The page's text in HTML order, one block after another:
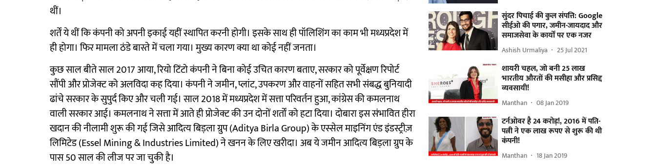
थीं।
शर्तें ये थीं कि कंपनी को अपनी इकाई यहीं स्थापित करनी होगी। इसके साथ ही पॉलिशिंग का काम भी मध्यप्रदेश में
ही होगा। फिर मामला ठंडे बास्ते में चला गया। मुख्य कारण क्या था कोई नहीं जनता।
कुछ साल बीते साल 2017 आया, रियो टिंटो कंपनी ने बिना कोई उचित कारण बताए, सरकार को पूर्वेक्षण रिपोर्ट
सौंपी और प्रोजेक्ट को अलविदा कह दिया। कंपनी ने जमीन, प्लांट, उपकरण और वाहनों सहित सभी संबद्ध बुनियादी
ढांचे सरकार के सुपुर्द किए और चली गई। साल 2018 में मध्यप्रदेश में सत्ता परिवर्तन हुआ, कांग्रेस की कमलनाथ
वाली सरकार आई। कमलनाथ ने सत्ता में आते ही प्रोजेक्ट की उन दोनों शर्तों को हटा दिया। दोबारा इस संभावित हीरा
खदान की नीलामी शुरू की गई जिसे आदित्य बिड़ला ग्रुप (Aditya Birla Group) के एस्सेल माइनिंग एंड इंडस्ट्रीज़
लिमिटेड (Essel Mining & Industries Limited) ने खनन के लिए खरीदा। अब ये जमीन आदित्य बिड़ला ग्रुप के
पास 50 साल की लीज पर जा चुकी है।
सुंदर पिचाई की कुल संपत्ति: Google
सीईओ की पगार, जमीन-जायदाद और
समाजसेवा के कार्यों पर एक नजर
Ashish Urmaliya 25 Jul 2021
शायरी चहल, जो बनी 25 लाख
भारतीय औरतों की मसीहा और प्रसिद्द
व्यवसायी!
Manthan 08 Jan 2019
टर्नओवर है 24 करोड़!, 2016 में पति-
पत्नी ने एक लाख रूपए से शुरू की थी
कंपनी!
Manthan 18 Jan 2019